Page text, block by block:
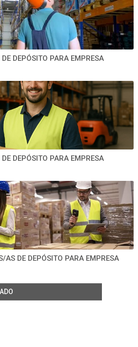
DEPÓSITO PARA EMPRESA
DEPÓSITO PARA EMPRESA
AS DE DEPÓSITO PARA EMPRESA